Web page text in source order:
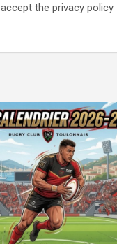
the privacy policy